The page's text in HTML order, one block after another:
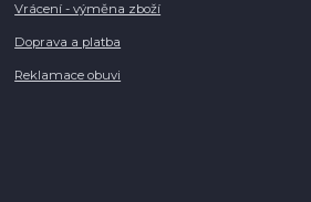
Vrácení - výměna zboží
Doprava a platba
Reklamace obuvi